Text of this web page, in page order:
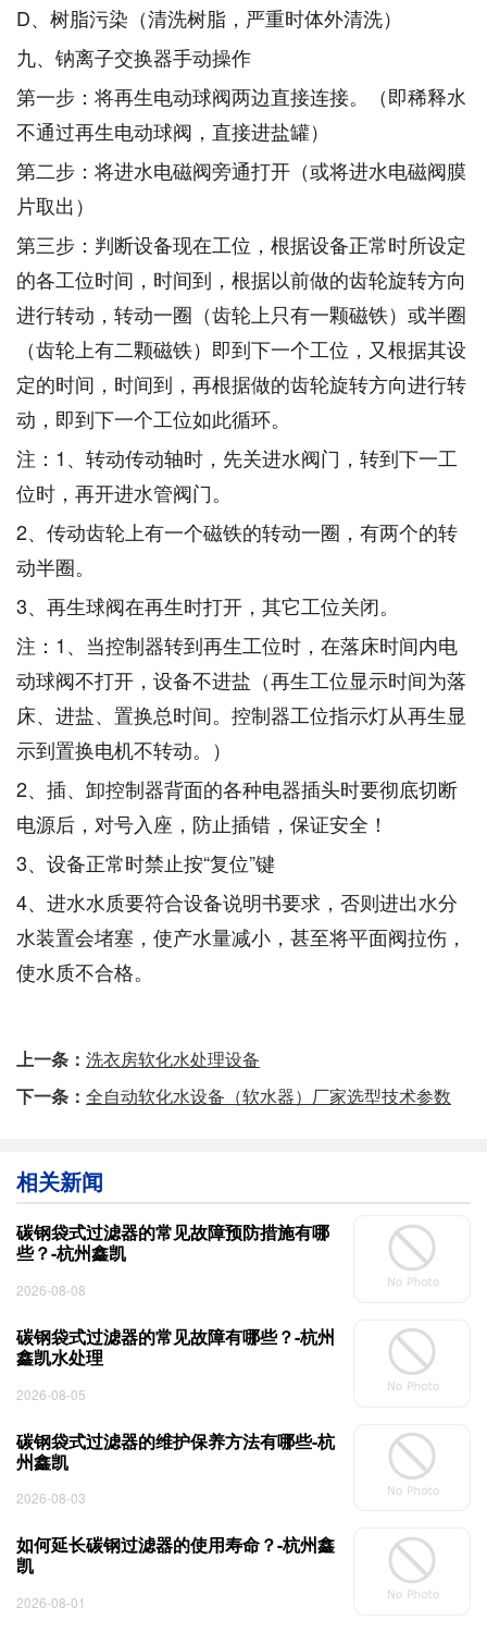
D、树脂污染（清洗树脂，严重时体外清洗）
九、钠离子交换器手动操作
第一步：将再生电动球阀两边直接连接。（即稀释水
不通过再生电动球阀，直接进盐罐）
第二步：将进水电磁阀旁通打开（或将进水电磁阀膜
片取出）
第三步：判断设备现在工位，根据设备正常时所设定
的各工位时间，时间到，根据以前做的齿轮旋转方向
进行转动，转动一圈（齿轮上只有一颗磁铁）或半圈
（齿轮上有二颗磁铁）即到下一个工位，又根据其设
定的时间，时间到，再根据做的齿轮旋转方向进行转
动，即到下一个工位如此循环。
注：1、转动传动轴时，先关进水阀门，转到下一工
位时，再开进水管阀门。
2、传动齿轮上有一个磁铁的转动一圈，有两个的转
动半圈。
3、再生球阀在再生时打开，其它工位关闭。
注：1、当控制器转到再生工位时，在落床时间内电
动球阀不打开，设备不进盐（再生工位显示时间为落
床、进盐、置换总时间。控制器工位指示灯从再生显
示到置换电机不转动。）
2、插、卸控制器背面的各种电器插头时要彻底切断
电源后，对号入座，防止插错，保证安全！
3、设备正常时禁止按“复位”键
4、进水水质要符合设备说明书要求，否则进出水分
水装置会堵塞，使产水量减小，甚至将平面阀拉伤，
使水质不合格。
上一条： 洗衣房软化水处理设备
下一条： 全自动软化水设备（软水器）厂家选型技术参数
相关新闻
碳钢袋式过滤器的常见故障预防措施有哪
些？-杭州鑫凯
2026-08-08
碳钢袋式过滤器的常见故障有哪些？-杭州
鑫凯水处理
2026-08-05
碳钢袋式过滤器的维护保养方法有哪些-杭
州鑫凯
2026-08-03
如何延长碳钢过滤器的使用寿命？-杭州鑫
凯
2026-08-01